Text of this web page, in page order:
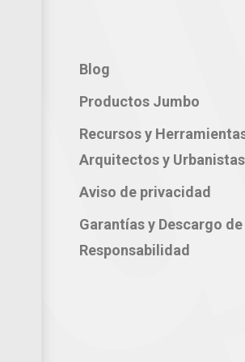
Blog
Productos Jumbo
Recursos y
Arquitectos y Urbanistas
Aviso de privacidad
Garantías y Descargo de
Responsabilidad